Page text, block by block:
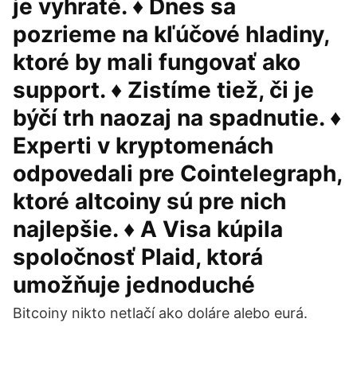
je vyhraté. ♦ Dnes sa
pozrieme na kľúčové hladiny,
ktoré by mali fungovať ako
support. ♦ Zistíme tiež, či je
býčí trh naozaj na spadnutie. ♦
Experti v kryptomenách
odpovedali pre Cointelegraph,
ktoré altcoiny sú pre nich
najlepšie. ♦ A Visa kúpila
spoločnosť Plaid, ktorá
umožňuje jednoduché
Bitcoiny nikto netlačí ako doláre alebo eurá.